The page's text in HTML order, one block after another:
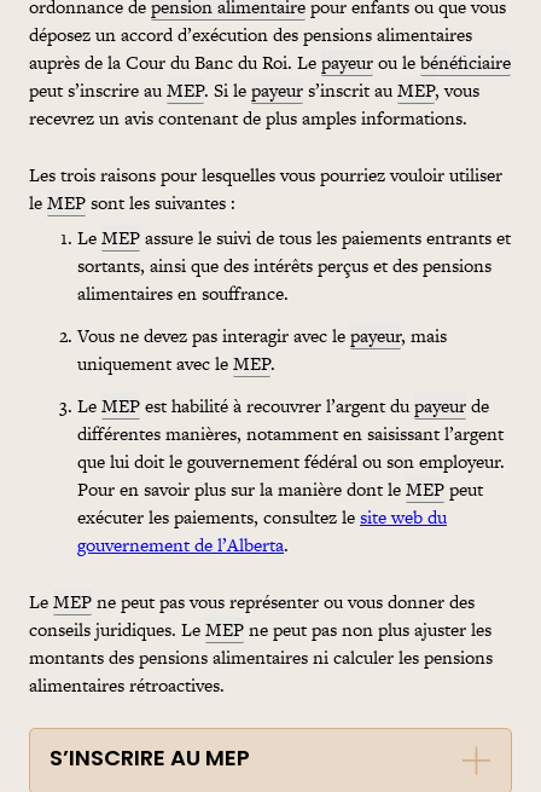
ordonnance depension alimentairepour enfants ou que vous
déposez un accord d’exécution des pensions alimentaires
auprès de la Cour du Banc du Roi. Lepayeurou lebénéficiaire
peut s’inscrire auMEP. Si lepayeurs’inscrit auMEP, vous
recevrez un avis contenant de plus amples informations.
Les trois raisons pour lesquelles vous pourriez vouloir utiliser
leMEPsont les suivantes :
LeMEPassure le suivi de tous les paiements entrants et
sortants, ainsi que des intérêts perçus et des pensions
alimentaires en souffrance.
Vous ne devez pas interagir avec lepayeur, mais
uniquement avec leMEP.
LeMEPest habilité à recouvrer l’argent dupayeurde
différentes manières, notamment en saisissant l’argent
que lui doit le gouvernement fédéral ou son employeur.
Pour en savoir plus sur la manière dont leMEPpeut
exécuter les paiements, consultez lesite web du
gouvernement de l’Alberta.
LeMEPne peut pas vous représenter ou vous donner des
conseils juridiques. LeMEPne peut pas non plus ajuster les
montants des pensions alimentaires ni calculer les pensions
alimentaires rétroactives.
S’INSCRIRE AU MEP